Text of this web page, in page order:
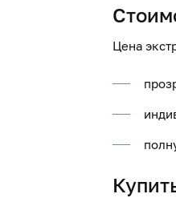
Цена